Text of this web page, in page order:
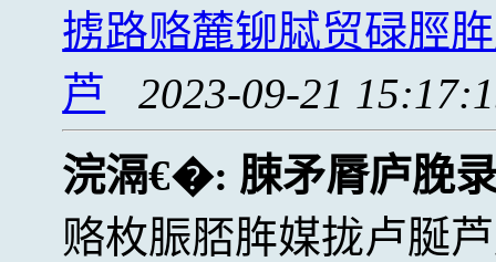
掳路赂麓铆脦贸碌脛
芦
2023-09-21
浣滆€�: 脨矛脣庐脕
赂枚脤脴脌媒拢卢脠